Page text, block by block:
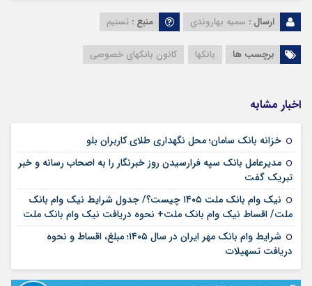
ارسال : سمیه بهاروندی منبع : تسنیم
برچسب ها بانکها کانون بانکهای خصوصی
اخبار مشابه
خزانه بانک سامان؛ محل نگهداری طلای کاربران بلو
مدیرعامل بانک سپه فرارسیدن روز خبرنگار را به اصحاب رسانه و خبر
تبریک گفت
نیک وام بانک ملت ۱۴۰۵ چیست؟/ جدول شرایط نیک وام بانک
ملت/ اقساط نیک وام بانک ملت+ نحوه دریافت نیک وام بانک ملت
شرایط وام بانک مهر ایران در سال ۱۴۰۵؛ مبلغ، اقساط و نحوه
دریافت تسهیلات